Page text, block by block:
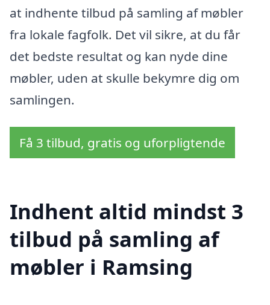
at indhente tilbud på samling af møbler
fra lokale fagfolk. Det vil sikre, at du får
det bedste resultat og kan nyde dine
møbler, uden at skulle bekymre dig om
samlingen.
Få 3 tilbud, gratis og uforpligtende
Indhent altid mindst 3
tilbud på samling af
møbler i Ramsing